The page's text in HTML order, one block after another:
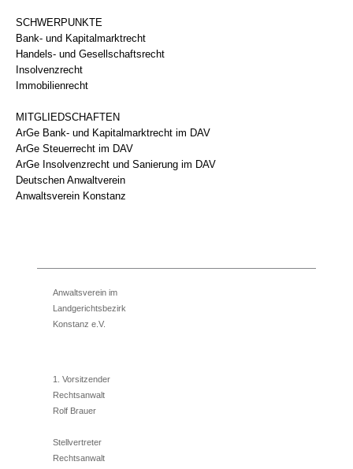
SCHWERPUNKTE
Bank- und Kapitalmarktrecht
Handels- und Gesellschaftsrecht
Insolvenzrecht
Immobilienrecht
MITGLIEDSCHAFTEN
ArGe Bank- und Kapitalmarktrecht im DAV
ArGe Steuerrecht im DAV
ArGe Insolvenzrecht und Sanierung im DAV
Deutschen Anwaltverein
Anwaltsverein Konstanz
Anwaltsverein im
Landgerichtsbezirk
Konstanz e.V.
1. Vorsitzender
Rechtsanwalt
Rolf Brauer
Stellvertreter
Rechtsanwalt